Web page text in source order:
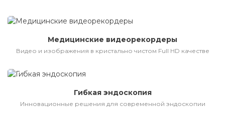
Медицинские видеорекордеры
Видео и изображения в кристально чистом Full HD качестве
Гибкая эндоскопия
Инновационные решения для современной эндоскопии